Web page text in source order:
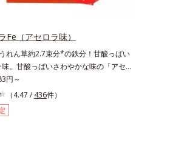
Fe（アセロラ味）
れん草約2.7束分*の鉄分！甘酸っぱい
。甘酸っぱいさわやかな味の「アセロ
口の中でサッと溶ける顆粒タイプだ
しでOK。個包装で携帯にも便利で
ずか2.5kcal。また成人女性の平均で
3～4mgの鉄分が不足していると言わ
円～
（4.47 / 436件）